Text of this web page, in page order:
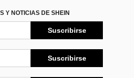
Y NOTICIAS DE SHEIN
Suscribirse
Suscribirse